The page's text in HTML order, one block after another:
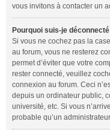
vous invitons à contacter un
Pourquoi suis-je
Si vous ne cochez pas la case
au forum, vous ne resterez
permet d’éviter que votre
rester connecté, veuillez
connexion au forum. Ceci
depuis un ordinateur public,
université, etc. Si vous
probable qu’un